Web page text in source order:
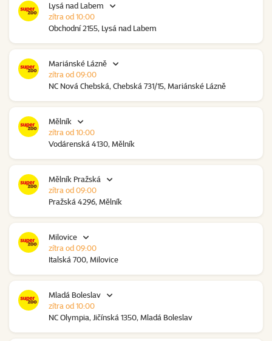
Lysá nad Labem
Obchodní 2155, Lysá nad Labem
zítra od 10:00
Mariánské Lázně
NC Nová Chebská, Chebská 731/15, Mariánské Lázně
zítra od 09:00
Mělník
Vodárenská 4130, Mělník
zítra od 10:00
Mělník Pražská
Pražská 4296, Mělník
zítra od 09:00
Milovice
Italská 700, Milovice
zítra od 09:00
Mladá Boleslav
NC Olympia, Jičínská 1350, Mladá Boleslav
zítra od 10:00